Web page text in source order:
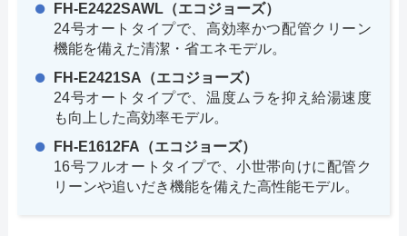
FH-E2422SAWL（エコジョーズ）
24号オートタイプで、高効率かつ配管クリーン
機能を備えた清潔・省エネモデル。
FH-E2421SA（エコジョーズ）
24号オートタイプで、温度ムラを抑え給湯速度
も向上した高効率モデル。
FH-E1612FA（エコジョーズ）
16号フルオートタイプで、小世帯向けに配管ク
リーンや追いだき機能を備えた高性能モデル。